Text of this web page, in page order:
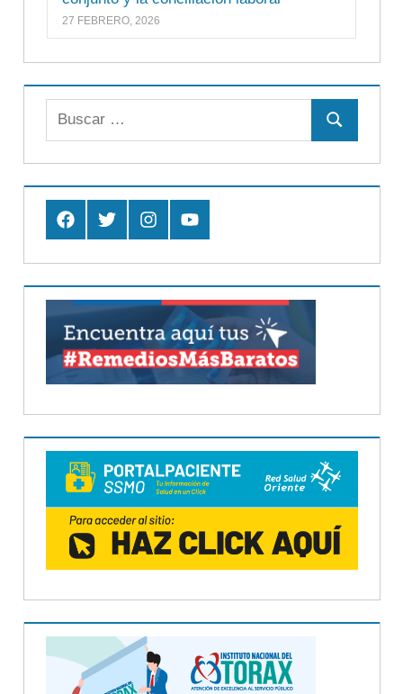
27 FEBRERO, 2026
Buscar:
Buscar
FacebookTwitter InstagramYoutube